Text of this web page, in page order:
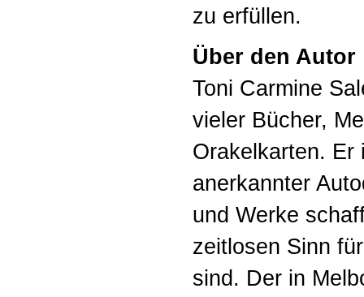
zu erfüllen.
Über den Autor
Toni Carmine
vieler Bücher,
Orakelkarten. Er
anerkannter
und Werke
zeitlosen Sinn
sind. Der in